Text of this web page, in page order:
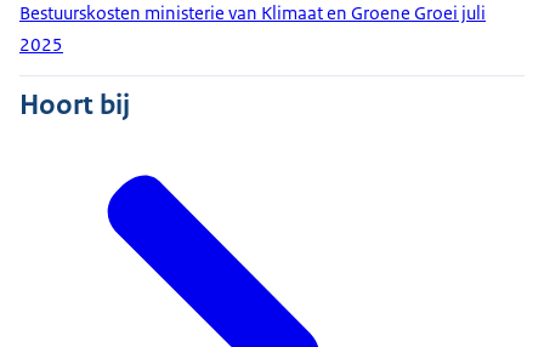
Bestuurskosten ministerie van Klimaat en Groene Groei juli
2025
Hoort bij